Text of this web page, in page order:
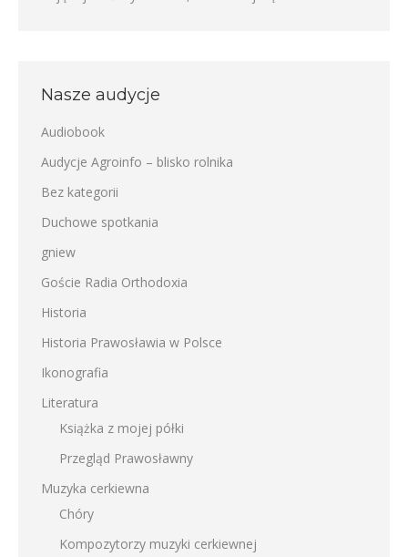
Nasze audycje
Audiobook
Audycje Agroinfo – blisko rolnika
Bez kategorii
Duchowe spotkania
gniew
Goście Radia Orthodoxia
Historia
Historia Prawosławia w Polsce
Ikonografia
Literatura
Książka z mojej półki
Przegląd Prawosławny
Muzyka cerkiewna
Chóry
Kompozytorzy muzyki cerkiewnej